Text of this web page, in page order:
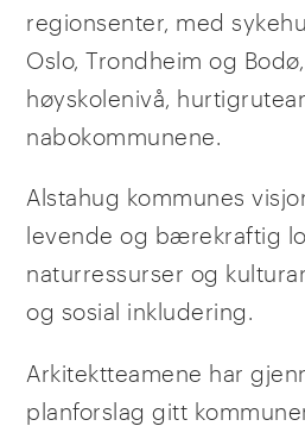
regionsenter, med
Oslo, Trondheim og
høyskolenivå,
nabokommunene.
Alstahug kommunes
levende og bærekraftig
naturressurser og
og sosial inkludering.
Arkitektteamene har
planforslag gitt